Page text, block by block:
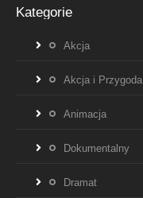
Kategorie
Akcja
Akcja i Przygoda
Animacja
Dokumentalny
Dramat